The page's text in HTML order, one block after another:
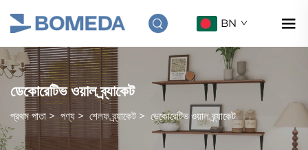
BN
ডেকোরেটিভ ওয়াল ব্র্যাকেট
প্রথম পাতা>পণ্য > শেলফ ব্র্যাকেট > ডেকোরেটিভ ওয়াল ব্র্যাকেট